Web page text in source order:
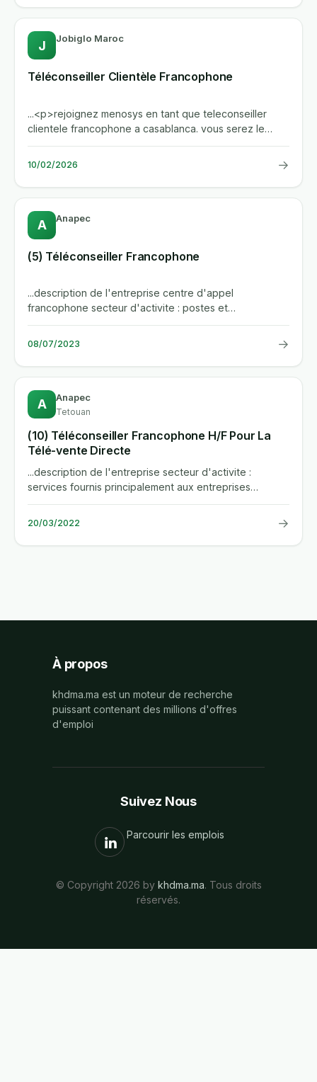
J Jobiglo Maroc
Téléconseiller Clientèle Francophone
...<p>rejoignez menosys en tant que teleconseiller
clientele francophone a casablanca. vous serez le
premier point de...
10/02/2026 →
A Anapec
(5) Téléconseiller Francophone
...description de l'entreprise centre d'appel
francophone secteur d'activite : postes et
telecommunications description de...
08/07/2023 →
A Anapec
Tetouan
(10) Téléconseiller Francophone H/F Pour La
Télé-vente Directe
...description de l'entreprise secteur d'activite :
services fournis principalement aux entreprises
description de...
20/03/2022 →
À propos
khdma.ma est un moteur de recherche
puissant contenant des millions d'offres
d'emploi
Suivez Nous
Parcourir les emplois
© Copyright 2026 by khdma.ma. Tous droits
réservés.